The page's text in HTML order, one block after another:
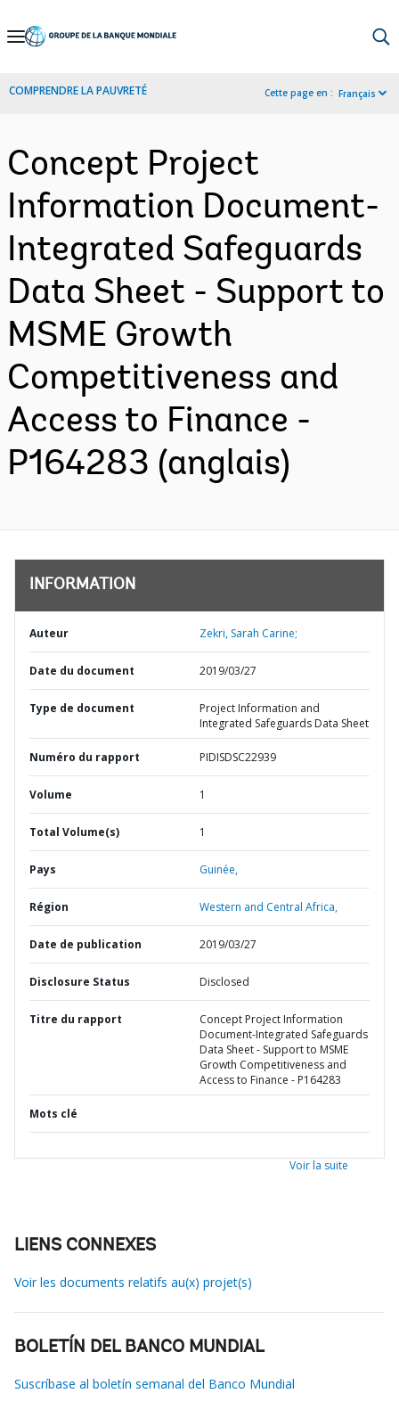
Skip
Navigation
COMPRENDRE LA PAUVRETÉ Cette page en : Français
Concept Project
Information Document-
Integrated Safeguards
Data Sheet - Support to
MSME Growth
Competitiveness and
Access to Finance -
P164283 (anglais)
INFORMATION
Auteur Zekri, Sarah Carine;
Date du document 2019/03/27
Type de document
Project Information and
Integrated Safeguards Data Sheet
Numéro du rapport PIDISDSC22939
Volume 1
Total Volume(s) 1
Pays Guinée,
Région Western and Central Africa,
Date de publication 2019/03/27
Disclosure Status Disclosed
Titre du rapport
Concept Project Information
Document-Integrated Safeguards
Data Sheet - Support to MSME
Growth Competitiveness and
Access to Finance - P164283
Mots clé
Voir la suite
LIENS CONNEXES
Voir les documents relatifs au(x) projet(s)
BOLETÍN DEL BANCO MUNDIAL
Suscríbase al boletín semanal del Banco Mundial